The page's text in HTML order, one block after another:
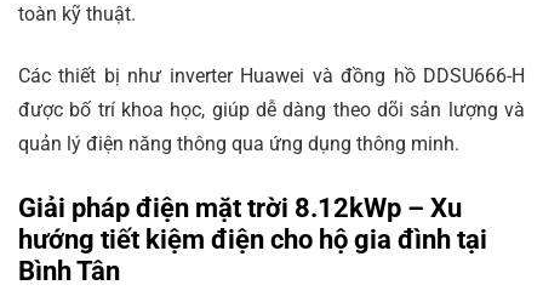
toàn kỹ thuật.
Các thiết bị như inverter Huawei và đồng hồ DDSU666-H
được bố trí khoa học, giúp dễ dàng theo dõi sản lượng và
quản lý điện năng thông qua ứng dụng thông minh.
Giải pháp điện mặt trời 8.12kWp – Xu
hướng tiết kiệm điện cho hộ gia đình tại
Bình Tân